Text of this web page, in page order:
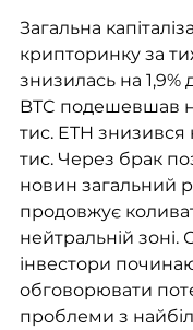
Загальна
крипторинку за
знизилась на 1,9%
BTC подешевшав
тис. ETH знизився
тис. Через брак
новин загальний
продовжує
нейтральній зоні.
інвестори
обговорювати
проблеми з